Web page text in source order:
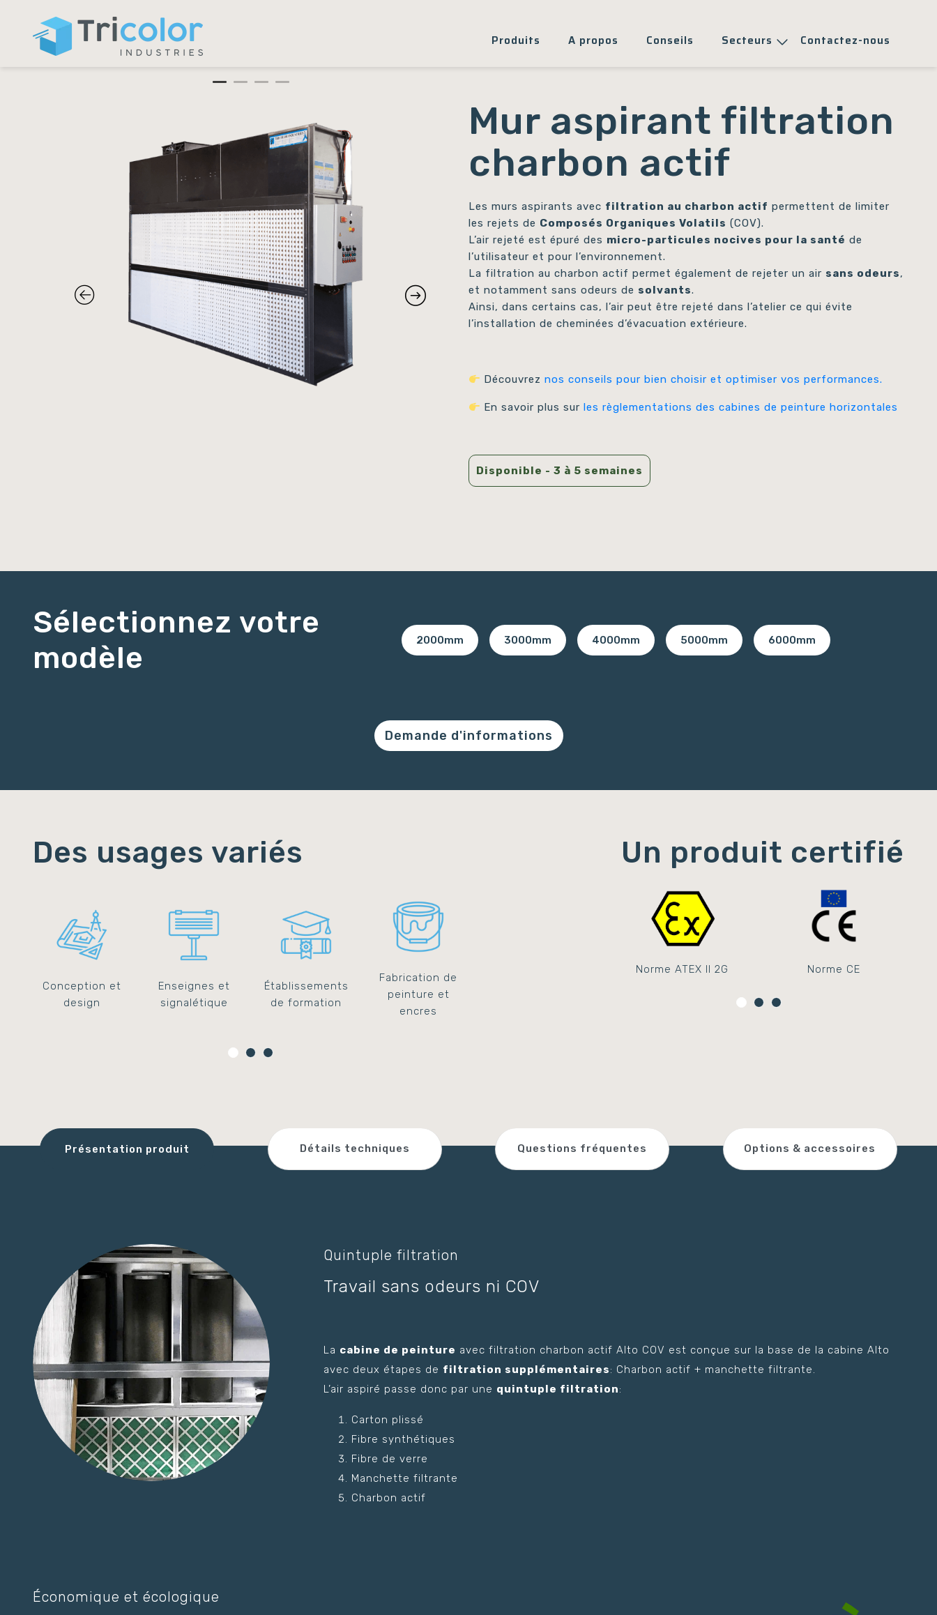
Produits A propos Conseils Secteurs Contactez-nous
Mur aspirant filtration
charbon actif
Les murs aspirants avec filtration au charbon actif permettent de limiter
les rejets de Composés Organiques Volatils (COV).
L’air rejeté est épuré des micro-particules nocives pour la santé de
l’utilisateur et pour l’environnement.
La filtration au charbon actif permet également de rejeter un air sans odeurs,
et notamment sans odeurs de solvants.
Ainsi, dans certains cas, l’air peut être rejeté dans l’atelier ce qui évite
l’installation de cheminées d’évacuation extérieure.
Découvreznos conseils pour bien choisir et optimiser vos performances.
En savoir plus surles règlementations des cabines de peinture horizontales
Disponible - 3 à 5 semaines
Sélectionnez votre
modèle
2000mm 3000mm 4000mm 5000mm 6000mm
Demande d'informations
Des usages variés
Conception et
design
Enseignes et
signalétique
Établissements
de formation
Fabrication de
peinture et
encres
Transport,
Un produit certifié
Norme ATEX II 2G Norme CE
Présentation produit Détails techniques Questions fréquentes Options & accessoires
Quintuple filtration
Travail sans odeurs ni COV
La cabine de peinture avec filtration charbon actif Alto COV est conçue sur la base de la cabine Alto
avec deux étapes de filtration supplémentaires: Charbon actif + manchette filtrante.
L’air aspiré passe donc par une quintuple filtration:
Carton plissé
Fibre synthétiques
Fibre de verre
Manchette filtrante
Charbon actif
Économique et écologique